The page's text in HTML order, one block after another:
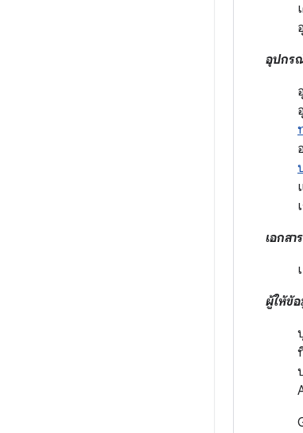
อุปกร
เอกสา
ผู้ให้ข้